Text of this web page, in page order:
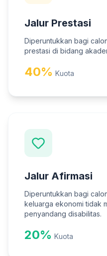
Jalur Prestasi
Diperuntukkan bagi
prestasi di bidang
40% Kuota
Jalur Afirmasi
Diperuntukkan bagi
keluarga ekonomi tidak
penyandang disabilitas.
20% Kuota